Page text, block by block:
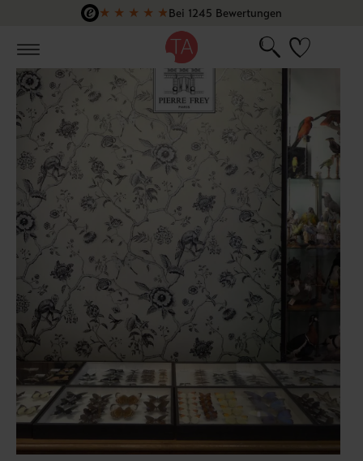
Zum Hauptinhalt springen
★ ★ ★ ★ ★Bei 1245 Bewertungen